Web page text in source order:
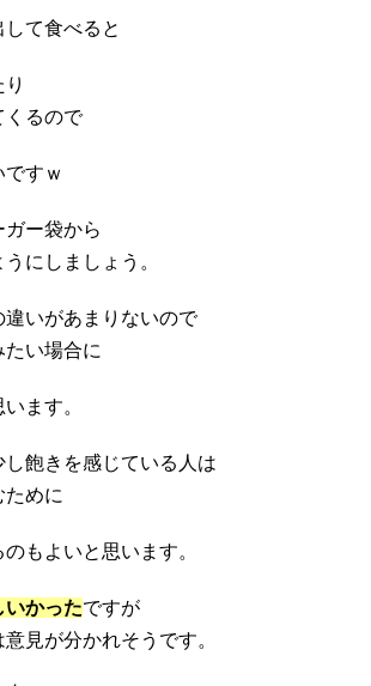
て食べると
くるので
すｗ
ー袋から
にしましょう。
いがあまりないので
い場合に
ます。
飽きを感じている人は
ために
もよいと思います。
いかったですが
見が分かれそうです。